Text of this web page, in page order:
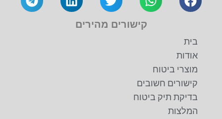
קישורים מהירים
בית
אודות
מוצרי ביטוח
קישורים חשובים
בדיקת תיק ביטוח
המלצות